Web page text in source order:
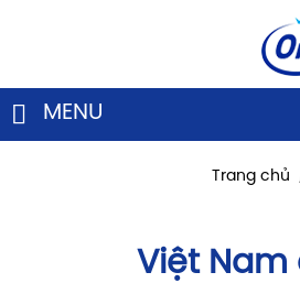
MENU
Trang chủ
Việt Nam